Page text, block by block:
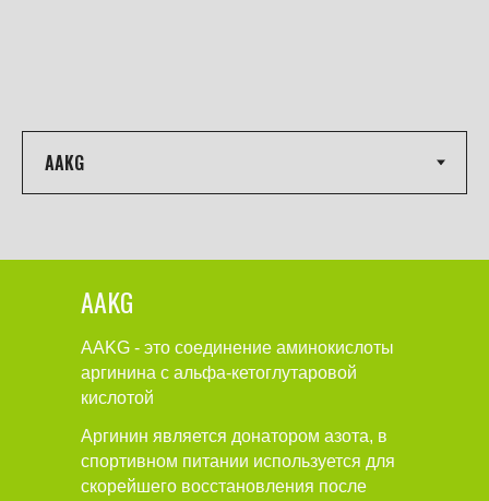
AAKG
AAKG - это соединение аминокислоты
аргинина с альфа-кетоглутаровой
кислотой
Аргинин является донатором азота, в
спортивном питании используется для
скорейшего восстановления после